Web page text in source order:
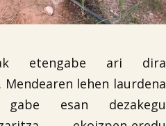
etengabe ari dira
lehen laurdena
esan dezakegu